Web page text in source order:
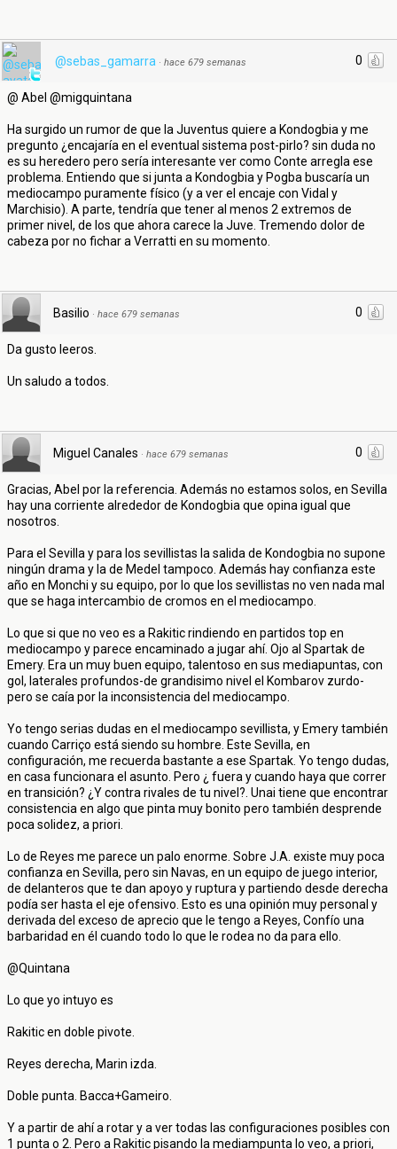
0
@sebas_gamarra · hace 679 semanas
@ Abel @migquintana
Ha surgido un rumor de que la Juventus quiere a Kondogbia y me
pregunto ¿encajaría en el eventual sistema post-pirlo? sin duda no
es su heredero pero sería interesante ver como Conte arregla ese
problema. Entiendo que si junta a Kondogbia y Pogba buscaría un
mediocampo puramente físico (y a ver el encaje con Vidal y
Marchisio). A parte, tendría que tener al menos 2 extremos de
primer nivel, de los que ahora carece la Juve. Tremendo dolor de
cabeza por no fichar a Verratti en su momento.
0
Basilio · hace 679 semanas
Da gusto leeros.
Un saludo a todos.
0
Miguel Canales · hace 679 semanas
Gracias, Abel por la referencia. Además no estamos solos, en Sevilla
hay una corriente alrededor de Kondogbia que opina igual que
nosotros.
Para el Sevilla y para los sevillistas la salida de Kondogbia no supone
ningún drama y la de Medel tampoco. Además hay confianza este
año en Monchi y su equipo, por lo que los sevillistas no ven nada mal
que se haga intercambio de cromos en el mediocampo.
Lo que si que no veo es a Rakitic rindiendo en partidos top en
mediocampo y parece encaminado a jugar ahí. Ojo al Spartak de
Emery. Era un muy buen equipo, talentoso en sus mediapuntas, con
gol, laterales profundos-de grandisimo nivel el Kombarov zurdo-
pero se caía por la inconsistencia del mediocampo.
Yo tengo serias dudas en el mediocampo sevillista, y Emery también
cuando Carriço está siendo su hombre. Este Sevilla, en
configuración, me recuerda bastante a ese Spartak. Yo tengo dudas,
en casa funcionara el asunto. Pero ¿ fuera y cuando haya que correr
en transición? ¿Y contra rivales de tu nivel?. Unai tiene que encontrar
consistencia en algo que pinta muy bonito pero también desprende
poca solidez, a priori.
Lo de Reyes me parece un palo enorme. Sobre J.A. existe muy poca
confianza en Sevilla, pero sin Navas, en un equipo de juego interior,
de delanteros que te dan apoyo y ruptura y partiendo desde derecha
podía ser hasta el eje ofensivo. Esto es una opinión muy personal y
derivada del exceso de aprecio que le tengo a Reyes, Confío una
barbaridad en él cuando todo lo que le rodea no da para ello.
@Quintana
Lo que yo intuyo es
Rakitic en doble pivote.
Reyes derecha, Marin izda.
Doble punta. Bacca+Gameiro.
Y a partir de ahí a rotar y a ver todas las configuraciones posibles con
1 punta o 2. Pero a Rakitic pisando la mediampunta lo veo, a priori,